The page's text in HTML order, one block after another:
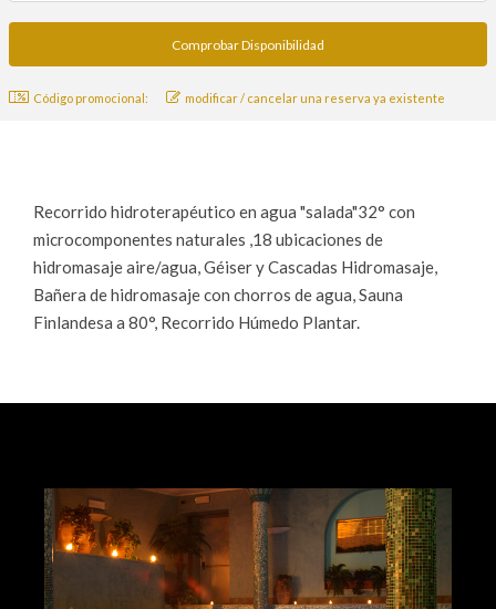
Código promocional: modificar / cancelar una reserva ya existente
Recorrido hidroterapéutico en agua "salada"32° con
microcomponentes naturales ,18 ubicaciones de
hidromasaje aire/agua, Géiser y Cascadas Hidromasaje,
Bañera de hidromasaje con chorros de agua, Sauna
Finlandesa a 80°, Recorrido Húmedo Plantar.